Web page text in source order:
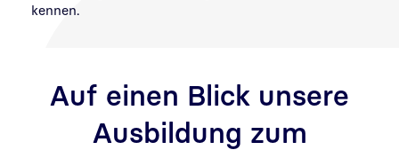
kennen.
Auf einen Blick unsere
Ausbildung zum